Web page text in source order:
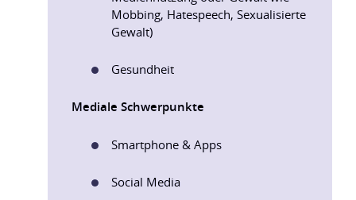
Mobbing, Hatespeech, Sexualisierte
Gewalt)
Gesundheit
Mediale Schwerpunkte
Smartphone & Apps
Social Media